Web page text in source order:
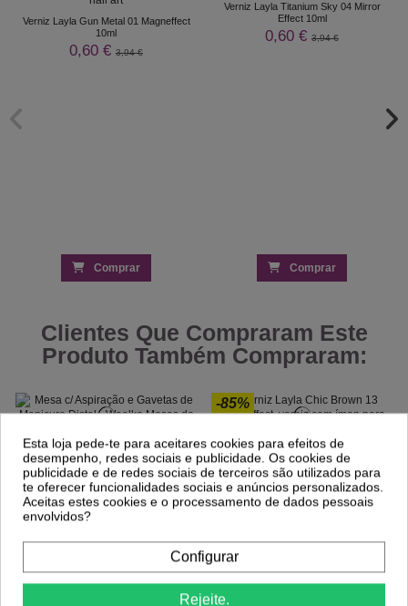
Verniz Layla Gun Metal 01 Magneffect
10ml
0,60 € 3,94 €
Comprar
Verniz Layla Titanium Sky 04 Mirror
Effect 10ml
0,60 € 3,94 €
Comprar
Clientes Que Compraram Este
Produto Também Compraram:
Mesa c/ Aspiração e Gavetas de
Manicure Distal - Weelko
325,00 €
-85%
Verniz Layla Chic Brown 13 Magneffect
10ml
0,60 €
Esta loja pede-te para aceitares cookies para efeitos de
desempenho, redes sociais e publicidade. Os cookies de
publicidade e de redes sociais de terceiros são utilizados para
te oferecer funcionalidades sociais e anúncios personalizados.
Aceitas estes cookies e o processamento de dados pessoais
envolvidos?
Configurar
Rejeite.